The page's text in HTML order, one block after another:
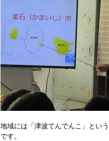
地域には「津波てんでんこ」とい
です。